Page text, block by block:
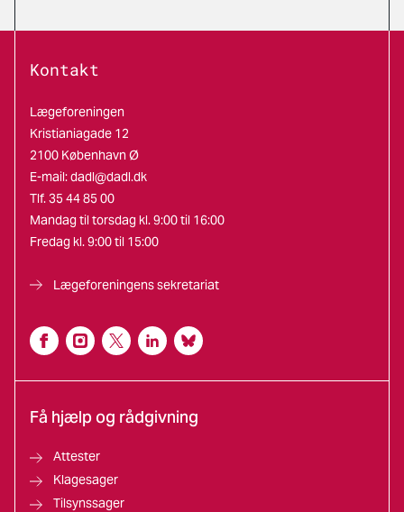
Kontakt
Lægeforeningen
Kristianiagade 12
2100 København Ø
E-mail:dadl@dadl.dk
Tlf. 35 44 85 00
Mandag til torsdag kl. 9:00 til 16:00
Fredag kl. 9:00 til 15:00
Lægeforeningens sekretariat
Få hjælp og rådgivning
Attester
Klagesager
Tilsynssager